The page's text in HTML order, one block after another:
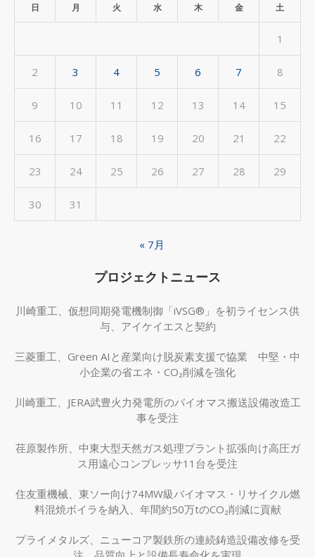
イ
日 月 火 水 木 金 土
1
2 3 4 5 6 7 8
9 10 11 12 13 14 15
16 17 18 19 20 21 22
23 24 25 26 27 28 29
30 31
« 7月
プロジェクトニュース
川崎重工、仮想同期発電機制御「iVSG®」を初ライセンス供
与、アイケイエスと契約
三菱重工、Green AIと産業向け脱炭素支援で協業 中堅・中
小企業の省エネ・CO₂削減を強化
川崎重工、JERA武豊火力発電所のバイオマス搬送設備改造工
事を受注
荏原製作所、中東大型天然ガス処理プラント拡張向け高圧ガ
ス用遠心コンプレッサ11台を受注
住友重機械、東ソー向け74MW級バイオマス・リサイクル燃
料混焼ボイラを納入、年間約50万tのCO₂削減に貢献
プライメタルズ、ニューコア製鉄所の連続鋳造設備改修を受